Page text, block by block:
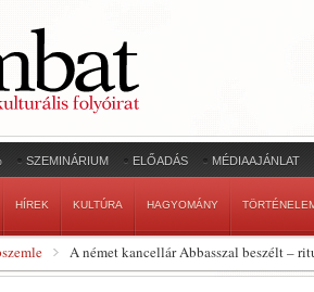
SZEMINÁRIUM ELŐADÁS MÉDIAAJÁNLAT
HÍREK KULTÚRA HAGYOMÁNY
A német kancellár Abbasszal beszélt –